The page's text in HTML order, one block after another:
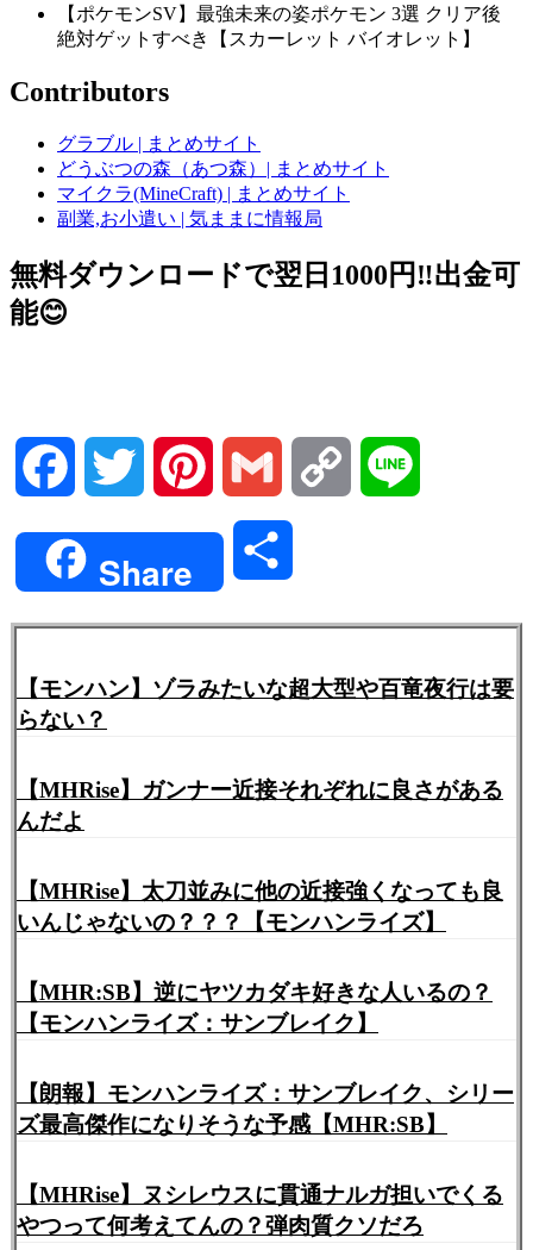
【ポケモンSV】最強未来の姿ポケモン 3選 クリア後
絶対ゲットすべき【スカーレット バイオレット】
Contributors
グラブル | まとめサイト
どうぶつの森（あつ森）| まとめサイト
マイクラ(MineCraft) | まとめサイト
副業,お小遣い | 気ままに情報局
無料ダウンロードで翌日1000円‼️出金可
能😊
Facebook Twitter Pinterest Gmail Copy
Share
【モンハン】ゾラみたいな超大型や百竜夜行は要
らない？
【MHRise】ガンナー近接それぞれに良さがある
んだよ
【MHRise】太刀並みに他の近接強くなっても良
いんじゃないの？？？【モンハンライズ】
【MHR:SB】逆にヤツカダキ好きな人いるの？
【モンハンライズ：サンブレイク】
【朗報】モンハンライズ：サンブレイク、シリー
ズ最高傑作になりそうな予感【MHR:SB】
【MHRise】ヌシレウスに貫通ナルガ担いでくる
やつって何考えてんの？弾肉質クソだろ